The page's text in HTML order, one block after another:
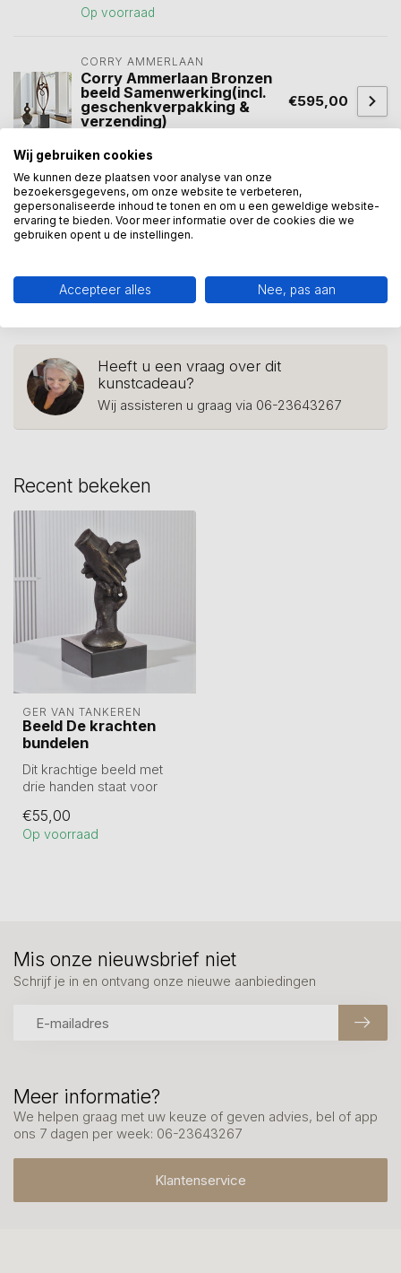
Op voorraad
CORRY AMMERLAAN
Corry Ammerlaan Bronzen
beeld Samenwerking(incl.
geschenkverpakking &
verzending)
€595,00
Beeld succes(10) Beeld teamspirit(7)
cadeau team(5)
teamuitje(3) zakelijke relatie(3)
Heeft u een vraag over dit
kunstcadeau?
Wij assisteren u graag via 06-23643267
Recent bekeken
GER VAN TANKEREN
Beeld De krachten
bundelen
Dit krachtige beeld met
drie handen staat voor
bereikt of de...
€55,00
Op voorraad
Meer informatie?
We helpen graag met uw keuze of geven advies, bel of app
ons 7 dagen per week: 06-23643267
Klantenservice
Mis onze nieuwsbrief niet
Schrijf je in en ontvang onze nieuwe aanbiedingen
Wij gebruiken cookies
We kunnen deze plaatsen voor analyse van onze
bezoekersgegevens, om onze website te verbeteren,
gepersonaliseerde inhoud te tonen en om u een geweldige website-
ervaring te bieden. Voor meer informatie over de cookies die we
gebruiken opent u de instellingen.
Accepteer alles Nee, pas aan